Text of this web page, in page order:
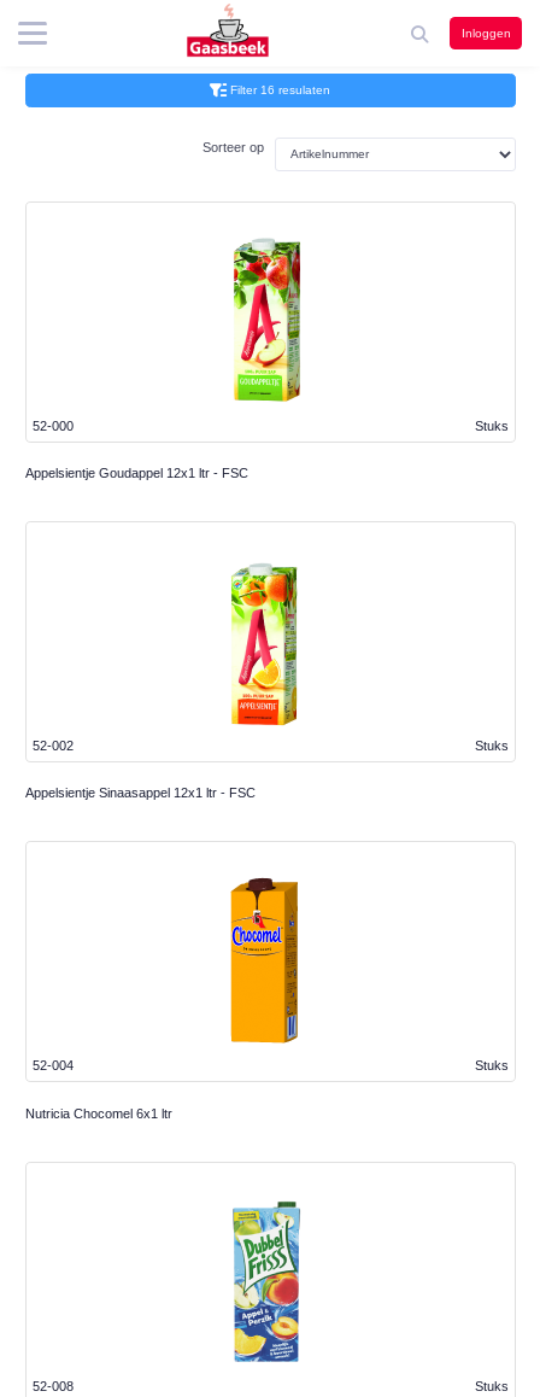
Inloggen
Filter 16 resulaten
Sorteer op
Stuks
52-000
Appelsientje Goudappel 12x1 ltr - FSC
Stuks
52-002
Appelsientje Sinaasappel 12x1 ltr - FSC
Stuks
52-004
Nutricia Chocomel 6x1 ltr
Stuks
52-008